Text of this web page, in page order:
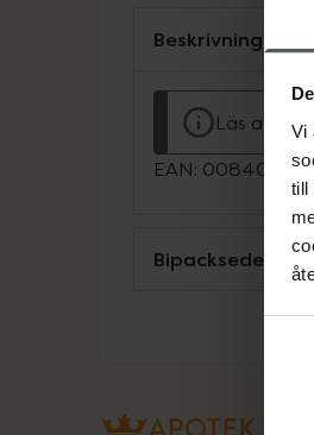
Vi
till
Beskrivning
Läs alltid
EAN:
Bipacksedel från